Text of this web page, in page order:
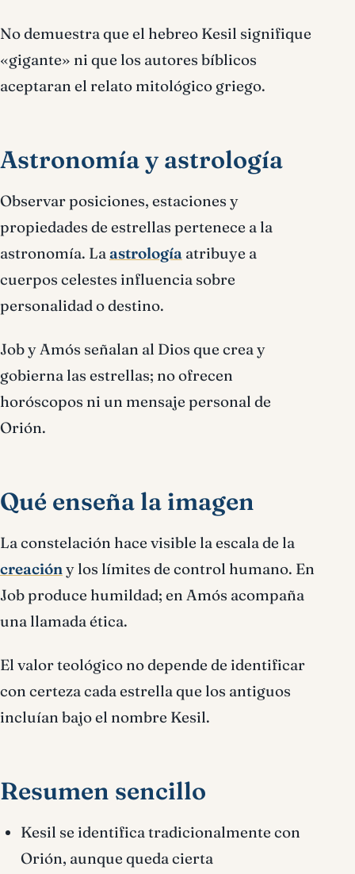
No demuestra que el hebreo Kesil signifique
«gigante» ni que los autores bíblicos
aceptaran el relato mitológico griego.
Astronomía y astrología
Observar posiciones, estaciones y
propiedades de estrellas pertenece a la
astronomía. Laastrología atribuye a
cuerpos celestes influencia sobre
personalidad o destino.
Job y Amós señalan al Dios que crea y
gobierna las estrellas; no ofrecen
horóscopos ni un mensaje personal de
Orión.
Qué enseña la imagen
La constelación hace visible la escala de la
creacióny los límites de control humano. En
Job produce humildad; en Amós acompaña
una llamada ética.
El valor teológico no depende de identificar
con certeza cada estrella que los antiguos
incluían bajo el nombre Kesil.
Resumen sencillo
Kesil se identifica tradicionalmente con
Orión, aunque queda cierta